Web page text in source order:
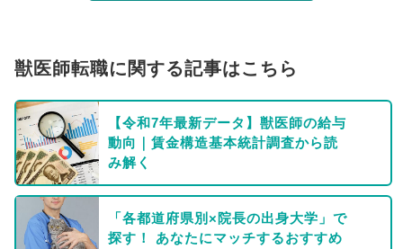
獣医師転職に関する記事はこちら
【令和7年最新データ】獣医師の給与
動向｜賃金構造基本統計調査から読
み解く
「各都道府県別×院長の出身大学」で
探す！ あなたにマッチするおすすめ